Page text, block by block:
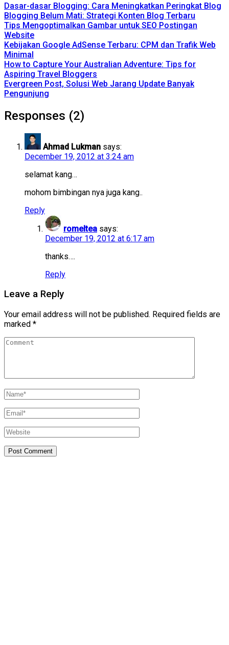
Dasar-dasar Blogging: Cara Meningkatkan Peringkat Blog
Blogging Belum Mati: Strategi Konten Blog Terbaru
Tips Mengoptimalkan Gambar untuk SEO Postingan
Website
Kebijakan Google AdSense Terbaru: CPM dan Trafik Web
Minimal
How to Capture Your Australian Adventure: Tips for
Aspiring Travel Bloggers
Evergreen Post, Solusi Web Jarang Update Banyak
Pengunjung
Responses (2)
Ahmad Lukman says:
December 19, 2012 at 3:24 am
selamat kang…
mohom bimbingan nya juga kang..
Reply
romeltea says:
December 19, 2012 at 6:17 am
thanks….
Reply
Leave a Reply
Your email address will not be published. Required fields are
marked *